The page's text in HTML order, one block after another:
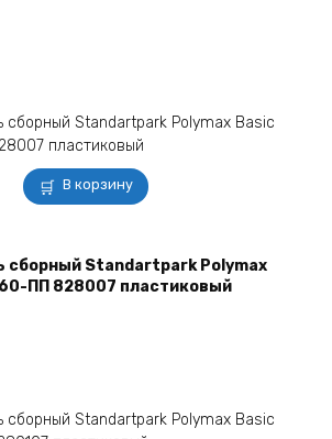
В корзину
сборный Standartpark Polymax
ПП 828007 пластиковый